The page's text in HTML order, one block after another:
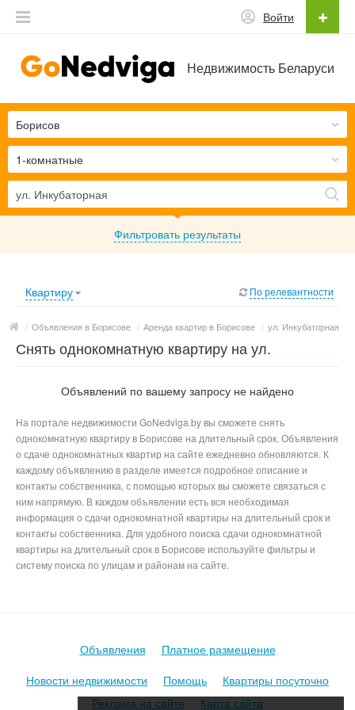
Недвижимость Беларуси
Войти
1-комнатные
Борисов
Фильтровать результаты
Квартиру По релевантности
/ Объявления в Борисове / Аренда квартир в Борисове / ул. Инкубаторная
Снять однокомнатную квартиру на ул.
Объявлений по вашему запросу не найдено
На портале недвижимости GoNedviga.by вы сможете снять
однокомнатную квартиру в Борисове на длительный срок. Объявления
о сдаче однокомнатных квартир на сайте ежедневно обновляются. К
каждому объявлению в разделе имеется подробное описание и
контакты собственника, с помощью которых вы сможете связаться с
ним напрямую. В каждом объявлении есть вся необходимая
информация о сдачи однокомнатной квартиры на длительный срок и
контакты собственника. Для удобного поиска сдачи однокомнатной
квартиры на длительный срок в Борисове используйте фильтры и
систему поиска по улицам и районам на сайте.
Объявления
Платное размещение
Новости недвижимости
Помощь
Квартиры посуточно
Реклама на сайте
Карта сайта